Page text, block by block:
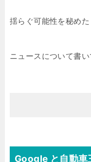
揺らぐ可能性を秘めた
ニュースについて書い
Google と自動車